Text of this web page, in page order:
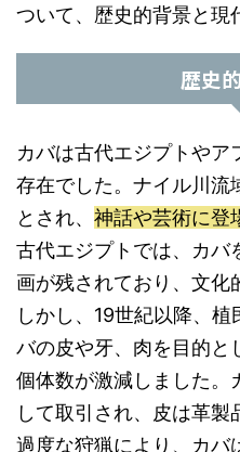
ついて、歴史的背景と現
歴史
カバは古代エジプトやア
存在でした。ナイル川流
とされ、 神話や芸術に登
古代エジプトでは、カバ
画が残されており、文化
しかし、19世紀以降、
バの皮や牙、肉を目的と
個体数が激減しました。
して取引され、皮は革
過度な狩猟により、カバ